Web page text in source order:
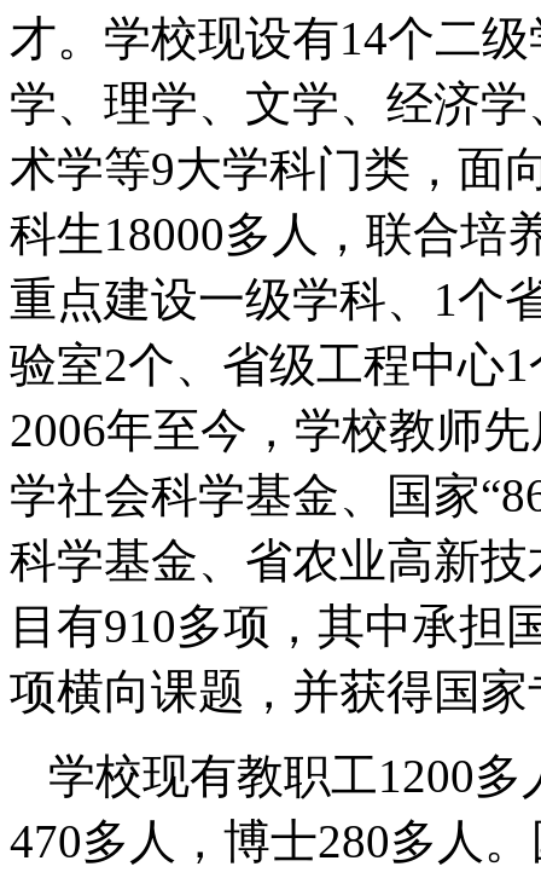
才。学校现设有14个二
学、理学、文学、经济
术学等9大学科门类，面
科生18000多人，联合培
重点建设一级学科、 1个
验室2个、省级工程中心1
2006年至今，学校教师
学社会科学基金、国家
科学基金、省农业高新
目有910多项，其中承担
项横向课题，并获得国
学校现有教职工1200多
470多人，博士280多人